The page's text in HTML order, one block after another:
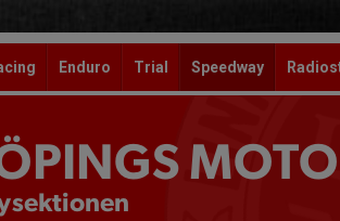
Enduro Trial Speedway